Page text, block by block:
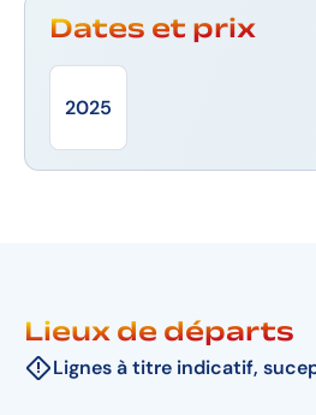
Dates et prix
2025
Lieux de départs
Lignes à titre indicatif,